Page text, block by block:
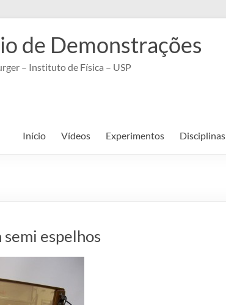
de Demonstrações
– Instituto de Física – USP
Início Vídeos Experimentos Disciplinas
espelhos